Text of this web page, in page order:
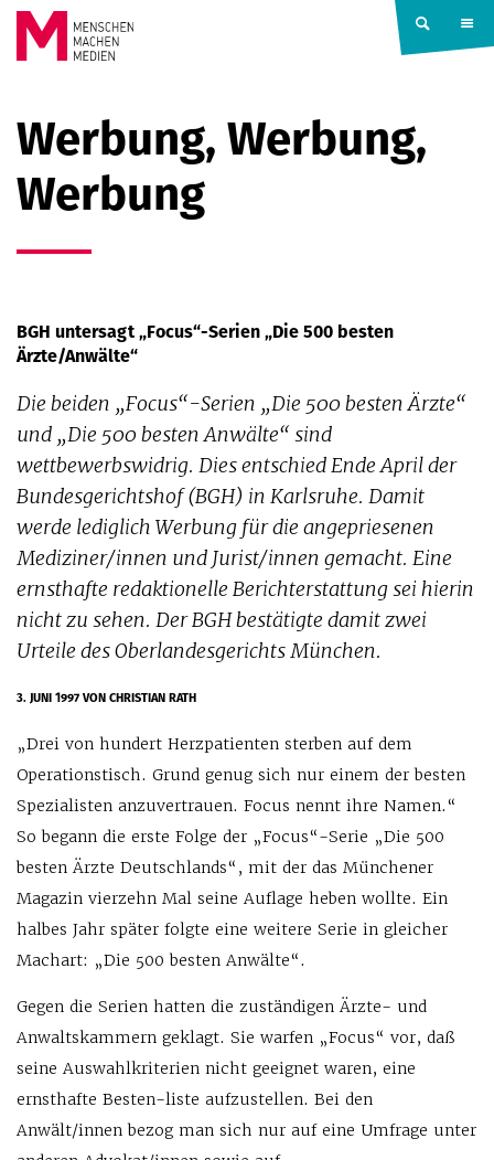
Springe zum Inhalt
MACHEN
MEDIEN
Werbung, Werbung,
Werbung
BGH untersagt „Focus“-Serien „Die 500 besten
Ärzte/Anwälte“
Die beiden „Focus“-Serien „Die 500 besten Ärzte“
und „Die 500 besten Anwälte“ sind
wettbewerbswidrig. Dies entschied Ende April der
Bundesgerichtshof (BGH) in Karlsruhe. Damit
werde lediglich Werbung für die angepriesenen
Mediziner/innen und Jurist/innen gemacht. Eine
ernsthafte redaktionelle Berichterstattung sei hierin
nicht zu sehen. Der BGH bestätigte damit zwei
Urteile des Oberlandesgerichts München.
3. JUNI 1997VON CHRISTIAN RATH
„Drei von hundert Herzpatienten sterben auf dem
Operationstisch. Grund genug sich nur einem der besten
Spezialisten anzuvertrauen. Focus nennt ihre Namen.“
So begann die erste Folge der „Focus“-Serie „Die 500
besten Ärzte Deutschlands“, mit der das Münchener
Magazin vierzehn Mal seine Auflage heben wollte. Ein
halbes Jahr später folgte eine weitere Serie in gleicher
Machart: „Die 500 besten Anwälte“.
Gegen die Serien hatten die zuständigen Ärzte- und
Anwaltskammern geklagt. Sie warfen „Focus“ vor, daß
seine Auswahlkriterien nicht geeignet waren, eine
ernsthafte Besten-liste aufzustellen. Bei den
Anwält/innen bezog man sich nur auf eine Umfrage unter